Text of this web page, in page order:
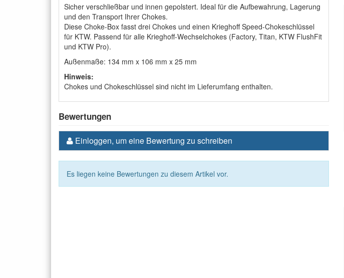
Sicher verschließbar und innen gepolstert. Ideal für die Aufbewahrung, Lagerung
und den Transport Ihrer Chokes.
Diese Choke-Box fasst drei Chokes und einen Krieghoff Speed-Chokeschlüssel
für KTW. Passend für alle Krieghoff-Wechselchokes (Factory, Titan, KTW FlushFit
und KTW Pro).
Außenmaße: 134 mm x 106 mm x 25 mm
Hinweis:
Chokes und Chokeschlüssel sind nicht im Lieferumfang enthalten.
Bewertungen
Einloggen, um eine Bewertung zu schreiben
Es liegen keine Bewertungen zu diesem Artikel vor.